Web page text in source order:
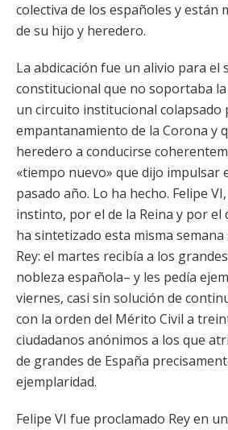
colectiva de los españoles y están
de su hijo y heredero.
La abdicación fue un alivio para el
constitucional que no soportaba
un circuito institucional colapsado
empantanamiento de la Corona y
heredero a conducirse
«tiempo nuevo» que dijo impulsar
pasado año. Lo ha hecho. Felipe
instinto, por el de la Reina y por el
ha sintetizado esta misma
Rey: el martes recibía a los
nobleza española– y les pedía
viernes, casi sin solución de
con la orden del Mérito Civil a
ciudadanos anónimos a los que
de grandes de España
ejemplaridad.
Felipe VI fue proclamado Rey en